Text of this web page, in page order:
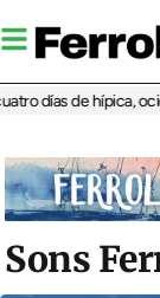
de hípica, ocio
Sons